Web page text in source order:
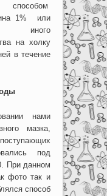
способом
1% или
иного
на холку
в течение
нами
мазка,
под
При данном
фото так и
способ